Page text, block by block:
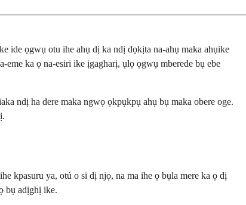
ide ọgwụ otu ihe ahụ dị ka ndị dọkịta na-ahụ maka ahụike
ka ọ na-esiri ike ịgagharị, ụlọ ọgwụ mberede bụ ebe
ndị ha dere maka ngwọ ọkpụkpụ ahụ bụ maka obere oge.
kpasuru ya, otú o si dị njọ, na ma ihe ọ bụla mere ka ọ dị
bụ adịghị ike.